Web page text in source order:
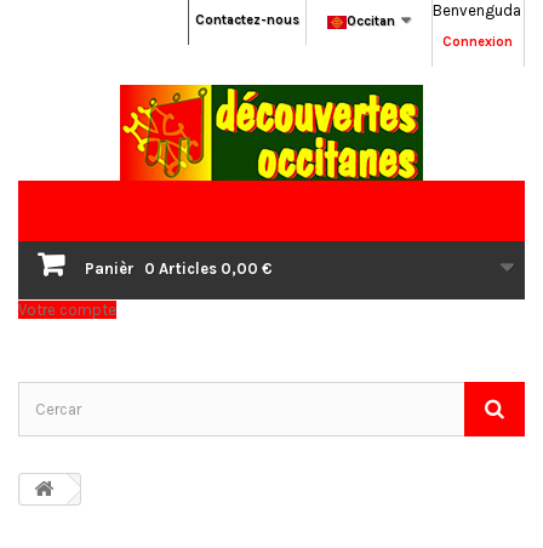
Benvenguda
Connexion
Occitan
Contactez-nous
Panièr 0 Articles 0,00 €
Votre compte